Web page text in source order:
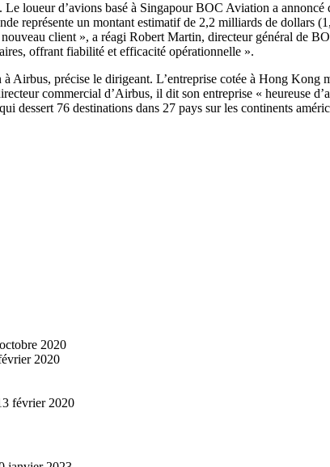
. Le loueur d’avions basé à Singapour BOC Aviation a
représente un montant estimatif de 2,2 milliards de dollars
client », a réagi Robert Martin, directeur général de
offrant fiabilité et efficacité opérationnelle ».
précise le dirigeant. L’entreprise cotée à Hong Kong
commercial d’Airbus, il dit son entreprise « heureuse
dessert 76 destinations dans 27 pays sur les continents
2020
2020
février 2020